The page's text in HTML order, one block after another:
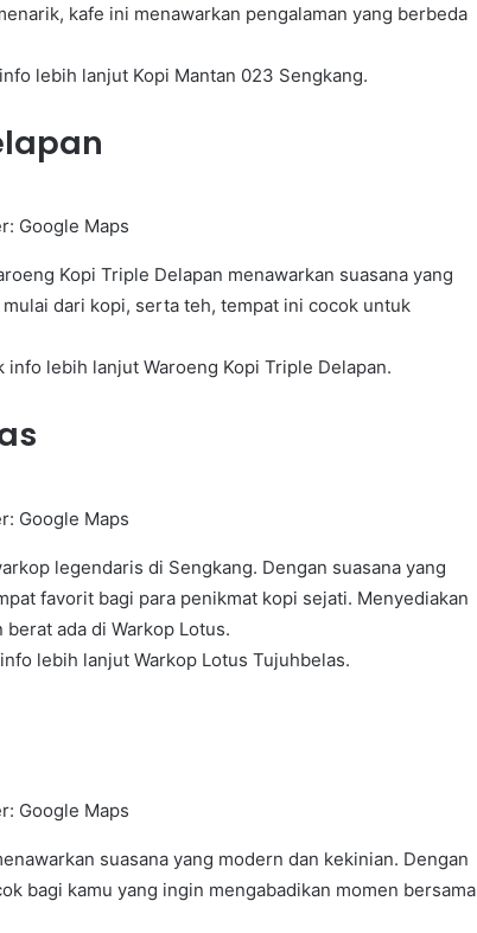
kafe ini menawarkan pengalaman yang berbeda
lebih lanjut Kopi Mantan 023 Sengkang.
Google Maps
Kopi Triple Delapan menawarkan suasana yang
dari kopi, serta teh, tempat ini cocok untuk
info lebih lanjut Waroeng Kopi Triple Delapan.
Google Maps
legendaris di Sengkang. Dengan suasana yang
favorit bagi para penikmat kopi sejati. Menyediakan
ada di Warkop Lotus.
lebih lanjut Warkop Lotus Tujuhbelas.
Google Maps
suasana yang modern dan kekinian. Dengan
bagi kamu yang ingin mengabadikan momen bersama